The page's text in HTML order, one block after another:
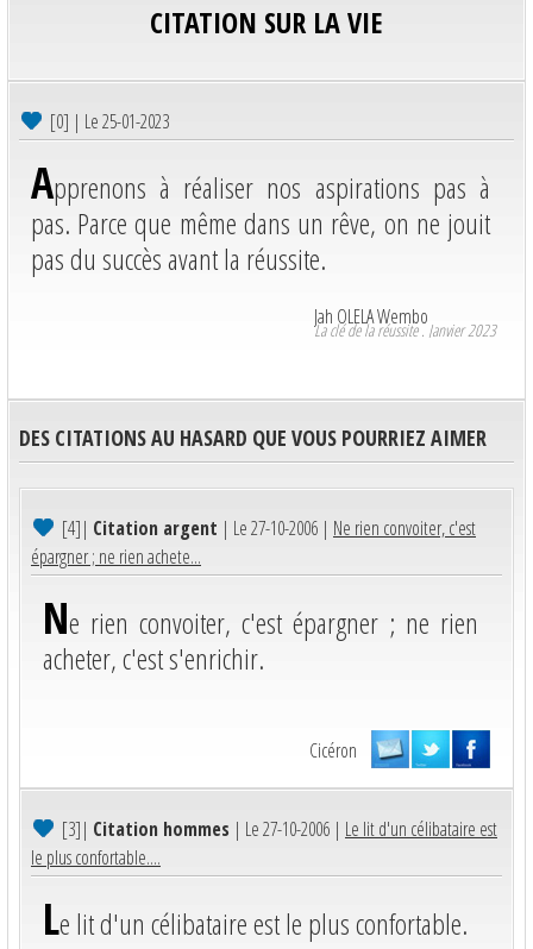
CITATION SUR LA VIE
[0] | Le 25-01-2023
Apprenons à réaliser nos aspirations pas à
pas. Parce que même dans un rêve, on ne jouit
pas du succès avant la réussite.
Jah OLELA Wembo
La clé de la réussite . Janvier 2023
DES CITATIONS AU HASARD QUE VOUS POURRIEZ AIMER
[4]| Citation argent | Le 27-10-2006 | Ne rien convoiter, c'est
épargner ; ne rien achete...
Ne rien convoiter, c'est épargner ; ne rien
acheter, c'est s'enrichir.
Cicéron
[3]| Citation hommes | Le 27-10-2006 | Le lit d'un célibataire est
le plus confortable....
Le lit d'un célibataire est le plus confortable.